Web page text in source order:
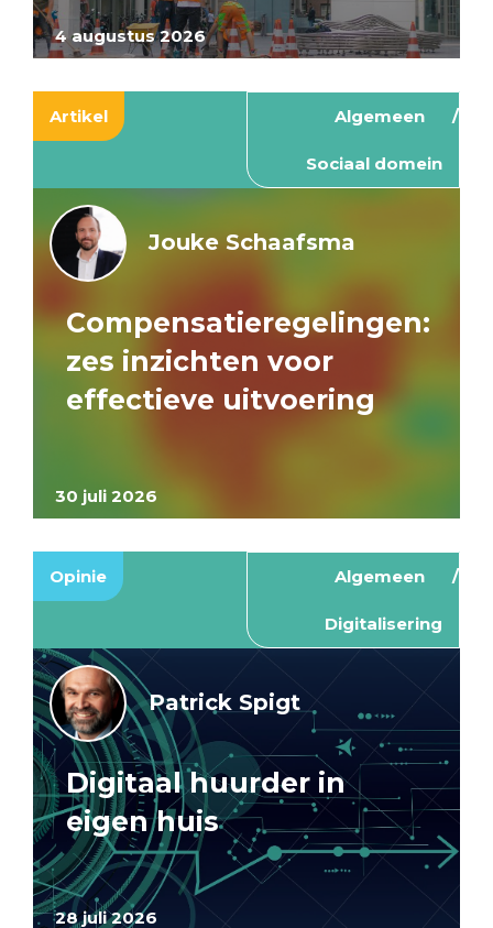
4 augustus 2026
Artikel Algemeen
Sociaal domein
30 juli 2026
Jouke Schaafsma
Compensatieregelingen:
zes inzichten voor
effectieve uitvoering
Opinie Algemeen
Digitalisering
28 juli 2026
Patrick Spigt
Digitaal huurder in
eigen huis